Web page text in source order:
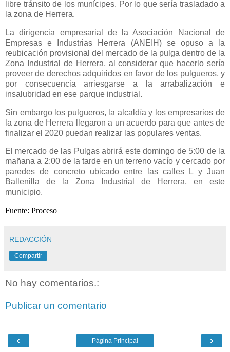
libre tránsito de los munícipes. Por lo que sería trasladado a
la zona de Herrera.
La dirigencia empresarial de la Asociación Nacional de
Empresas e Industrias Herrera (ANEIH) se opuso a la
reubicación provisional del mercado de la pulga dentro de la
Zona Industrial de Herrera, al considerar que hacerlo sería
proveer de derechos adquiridos en favor de los pulgueros, y
por consecuencia arriesgarse a la arrabalización e
insalubridad en ese parque industrial.
Sin embargo los pulgueros, la alcaldía y los empresarios de
la zona de Herrera llegaron a un acuerdo para que antes de
finalizar el 2020 puedan realizar las populares ventas.
El mercado de las Pulgas abrirá este domingo de 5:00 de la
mañana a 2:00 de la tarde en un terreno vacío y cercado por
paredes de concreto ubicado entre las calles L y Juan
Ballenilla de la Zona Industrial de Herrera, en este
municipio.
Fuente: Proceso
REDACCIÓN
Compartir
No hay comentarios.:
Publicar un comentario
‹ ›
Página Principal